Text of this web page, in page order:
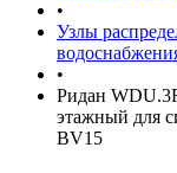
•
Узлы
•
Ридан
этажный для
BV15